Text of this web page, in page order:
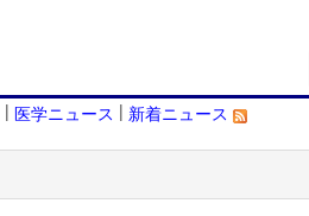
| 医学ニュース | 新着ニュース